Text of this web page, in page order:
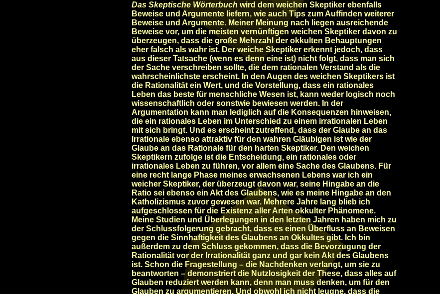
Das Skeptische Wörterbuch wird dem weichen Skeptiker ebenfalls
Beweise und Argumente liefern, wie auch Tips zum Auffinden weiterer
Beweise und Argumente. Meiner Meinung nach liegen ausreichende
Beweise vor, um die meisten vernünftigen weichen Skeptiker davon zu
überzeugen, dass die große Mehrzahl der okkulten Behauptungen
eher falsch als wahr ist. Der weiche Skeptiker erkennt jedoch, dass
aus dieser Tatsache (wenn es denn eine ist) nicht folgt, dass man sich
der Sache verschreiben sollte, die dem rationalen Verstand als die
wahrscheinlichste erscheint. In den Augen des weichen Skeptikers ist
die Rationalität ein Wert, und die Vorstellung, dass ein rationales
Leben das beste für menschliche Wesen ist, kann weder logisch noch
wissenschaftlich oder sonstwie bewiesen werden. In der
Argumentation kann man lediglich auf die Konsequenzen hinweisen,
die ein rationales Leben im Unterschied zu einem irrationalen Leben
mit sich bringt. Und es erscheint zutreffend, dass der Glaube an das
Irrationale ebenso attraktiv für den wahren Gläubigen ist wie der
Glaube an das Rationale für den harten Skeptiker. Den weichen
Skeptikern zufolge ist die Entscheidung, ein rationales oder
irrationales Leben zu führen, vor allem eine Sache des Glaubens. Für
eine recht lange Phase meines erwachsenen Lebens war ich ein
weicher Skeptiker, der überzeugt davon war, seine Hingabe an die
Ratio sei ebenso ein Akt des Glaubens, wie es meine Hingabe an den
Katholizismus zuvor gewesen war. Mehrere Jahre lang blieb ich
aufgeschlossen für die Existenz aller Arten okkulter Phänomene.
Meine Studien und Überlegungen in den letzten Jahren haben mich zu
der Schlussfolgerung gebracht, dass es einen Überfluss an Beweisen
gegen die Sinnhaftigkeit des Glaubens an Okkultes gibt. Ich bin
außerdem zu dem Schluss gekommen, dass die Bevorzugung der
Rationalität vor der Irrationalität ganz und gar kein Akt des Glaubens
ist. Schon die Fragestellung – die Nachdenken verlangt, um sie zu
beantworten – demonstriert die Nutzlosigkeit der These, dass alles auf
Glauben reduziert werden kann, denn man muss denken, um für den
Glauben zu argumentieren. Und obwohl ich nicht leugne, dass die